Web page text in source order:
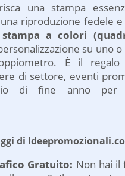
una stampa
riproduzione fedele e
stampa a colori
su uno
È il regalo
di settore, eventi
di fine anno per
di
Gratuito: Non hai il